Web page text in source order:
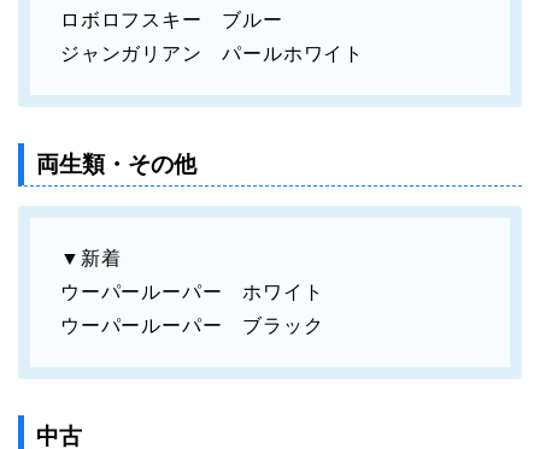
ロボロフスキー ブルー
ジャンガリアン パールホワイト
両生類・その他
▼新着
ウーパールーパー ホワイト
ウーパールーパー ブラック
中古